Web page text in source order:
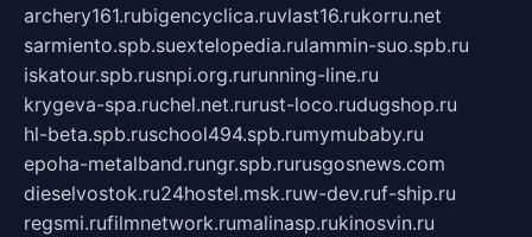
archery161.rubigencyclica.ruvlast16.rukorru.net
sarmiento.spb.suextelopedia.rulammin-suo.spb.ru
iskatour.spb.rusnpi.org.rurunning-line.ru
krygeva-spa.ruchel.net.rurust-loco.rudugshop.ru
hl-beta.spb.ruschool494.spb.rumymubaby.ru
epoha-metalband.rungr.spb.rurusgosnews.com
dieselvostok.ru24hostel.msk.ruw-dev.ruf-ship.ru
regsmi.rufilmnetwork.rumalinasp.rukinosvin.ru